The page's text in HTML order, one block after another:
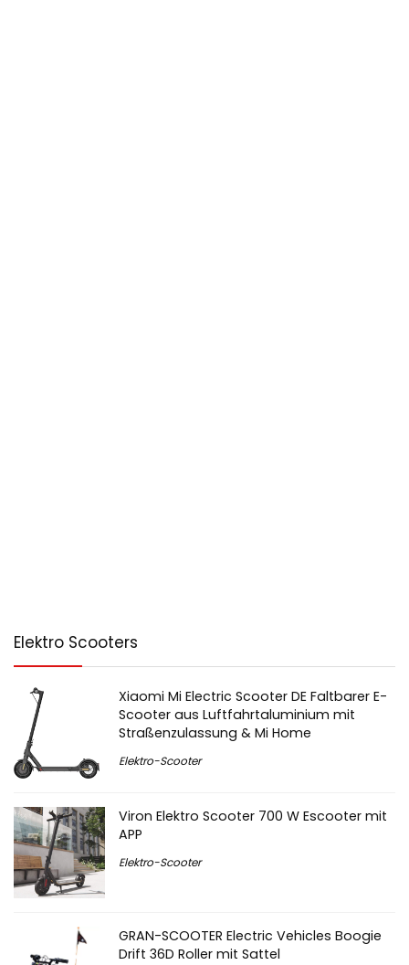
Elektro Scooters
Xiaomi Mi Electric Scooter DE Faltbarer E-
Scooter aus Luftfahrtaluminium mit
Straßenzulassung & Mi Home
Elektro-Scooter
Viron Elektro Scooter 700 W Escooter mit
APP
Elektro-Scooter
GRAN-SCOOTER Electric Vehicles Boogie
Drift 36D Roller mit Sattel